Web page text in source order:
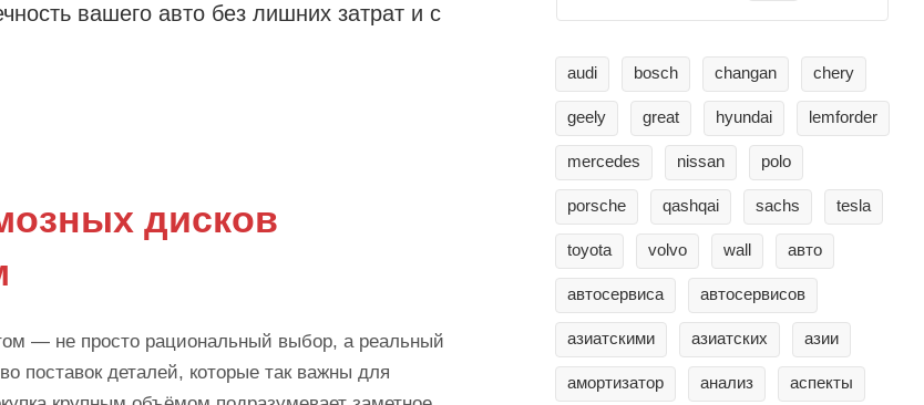
вашего авто без лишних затрат и с
дисков
— не просто рациональный выбор, а реальный
поставок деталей, которые так важны для
audi bosch changan chery
geely great hyundai lemforder
mercedes nissan polo
porsche qashqai sachs tesla
toyota volvo wall авто
автосервиса автосервисов
азиатскими азиатских азии
амортизатор анализ аспекты